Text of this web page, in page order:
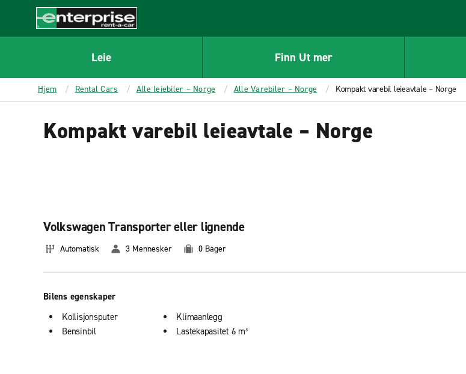
CONTENT
Enterprise
Leie Finn Ut mer
Hjem Rental Cars Alle leiebiler – Norge Alle Varebiler – Norge Kompakt varebil leieavtale – Norge
Kompakt varebil leieavtale – Norge
Volkswagen Transporter eller lignende
Automatisk 3 Mennesker 0 Bager
Bilens egenskaper
Kollisjonsputer
Bensinbil
Klimaanlegg
Lastekapasitet 6 m³